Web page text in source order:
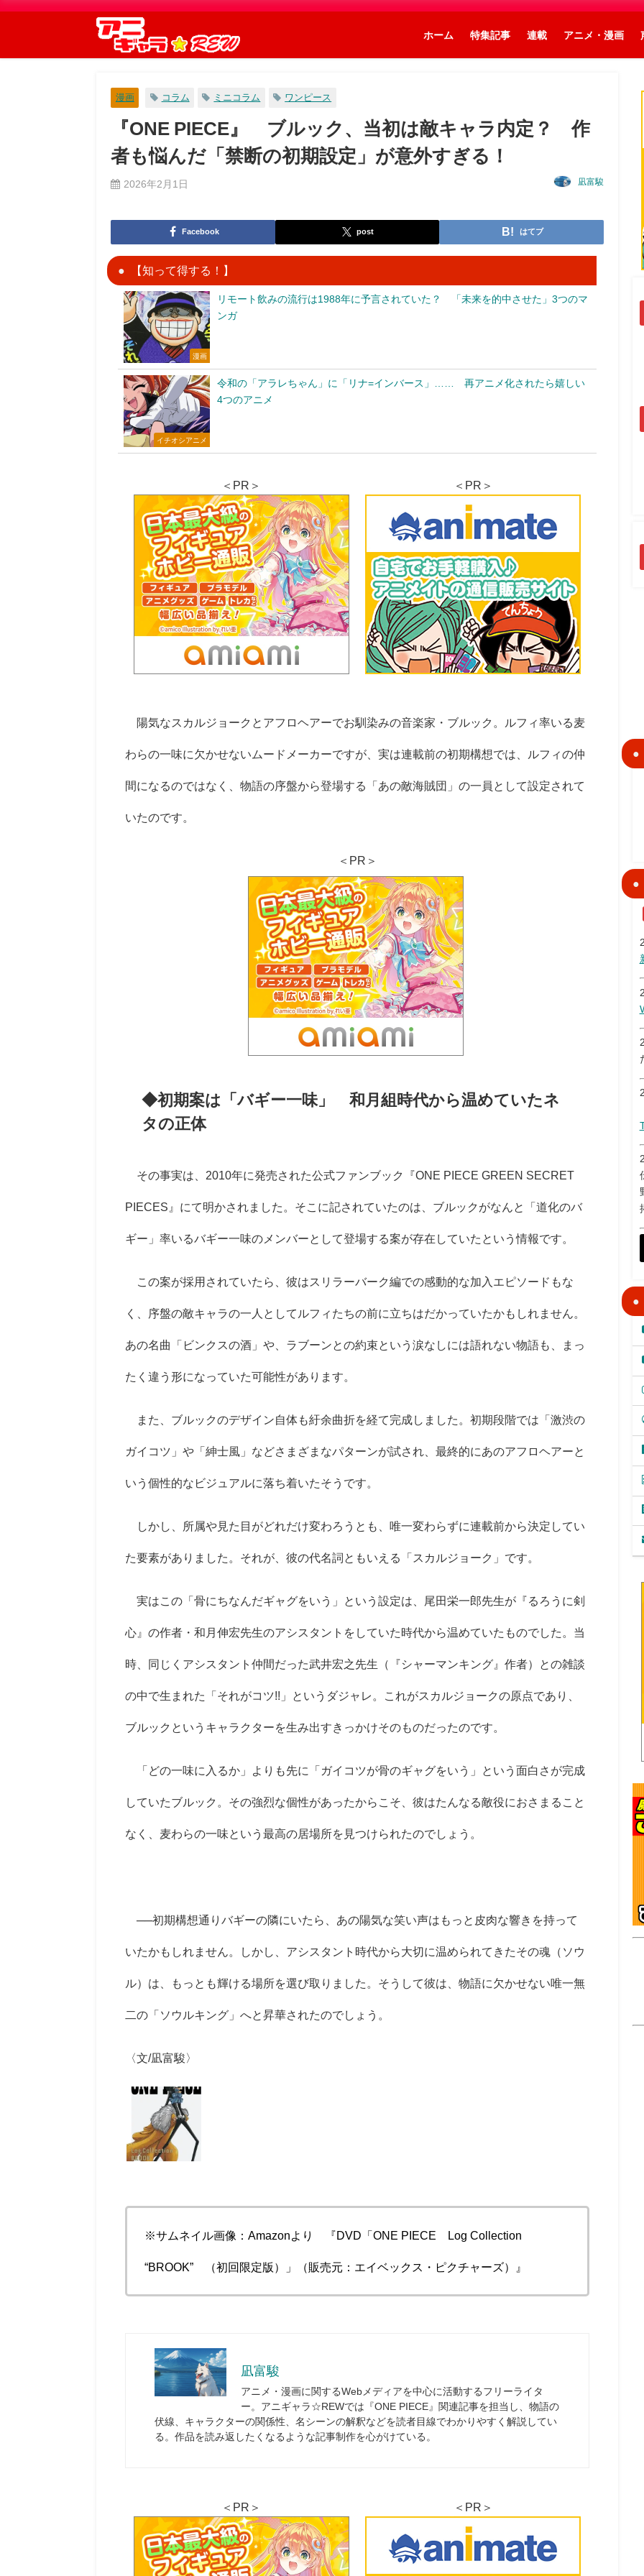
ホーム 特集記事 連載 アニメ・漫画
漫画 コラム ミニコラム ワンピース
『ONE PIECE』 ブルック、当初は敵キャラ内定？ 作
者も悩んだ「禁断の初期設定」が意外すぎる！
2026年2月1日 凪富駿
Facebook post はてブ
【知って得する！】
漫画
リモート飲みの流行は1988年に予言されていた？ 「未来を的中させた」3つのマ
ンガ
イチオシアニメ
令和の「アラレちゃん」に「リナ=インバース」…… 再アニメ化されたら嬉しい
4つのアニメ
＜PR＞ ＜PR＞
陽気なスカルジョークとアフロヘアーでお馴染みの音楽家・ブルック。ルフィ率いる麦
わらの一味に欠かせないムードメーカーですが、実は連載前の初期構想では、ルフィの仲
間になるのではなく、物語の序盤から登場する「あの敵海賊団」の一員として設定されて
いたのです。
＜PR＞
◆初期案は「バギー一味」 和月組時代から温めていたネ
タの正体
その事実は、2010年に発売された公式ファンブック『ONE PIECE GREEN SECRET
PIECES』にて明かされました。そこに記されていたのは、ブルックがなんと「道化のバ
ギー」率いるバギー一味のメンバーとして登場する案が存在していたという情報です。
この案が採用されていたら、彼はスリラーバーク編での感動的な加入エピソードもな
く、序盤の敵キャラの一人としてルフィたちの前に立ちはだかっていたかもしれません。
あの名曲「ビンクスの酒」や、ラブーンとの約束という涙なしには語れない物語も、まっ
たく違う形になっていた可能性があります。
また、ブルックのデザイン自体も紆余曲折を経て完成しました。初期段階では「激渋の
ガイコツ」や「紳士風」などさまざまなパターンが試され、最終的にあのアフロヘアーと
いう個性的なビジュアルに落ち着いたそうです。
しかし、所属や見た目がどれだけ変わろうとも、唯一変わらずに連載前から決定してい
た要素がありました。それが、彼の代名詞ともいえる「スカルジョーク」です。
実はこの「骨にちなんだギャグをいう」という設定は、尾田栄一郎先生が『るろうに剣
心』の作者・和月伸宏先生のアシスタントをしていた時代から温めていたものでした。当
時、同じくアシスタント仲間だった武井宏之先生（『シャーマンキング』作者）との雑談
の中で生まれた「それがコツ!!」というダジャレ。これがスカルジョークの原点であり、
ブルックというキャラクターを生み出すきっかけそのものだったのです。
「どの一味に入るか」よりも先に「ガイコツが骨のギャグをいう」という面白さが完成
していたブルック。その強烈な個性があったからこそ、彼はたんなる敵役におさまること
なく、麦わらの一味という最高の居場所を見つけられたのでしょう。
──初期構想通りバギーの隣にいたら、あの陽気な笑い声はもっと皮肉な響きを持って
いたかもしれません。しかし、アシスタント時代から大切に温められてきたその魂（ソウ
ル）は、もっとも輝ける場所を選び取りました。そうして彼は、物語に欠かせない唯一無
二の「ソウルキング」へと昇華されたのでしょう。
〈文/凪富駿〉
※サムネイル画像：Amazonより 『DVD「ONE PIECE Log Collection
“BROOK” （初回限定版）」（販売元：エイベックス・ピクチャーズ）』
凪富駿
アニメ・漫画に関するWebメディアを中心に活動するフリーライタ
ー。アニギャラ☆REWでは『ONE PIECE』関連記事を担当し、物語の
伏線、キャラクターの関係性、名シーンの解釈などを読者目線でわかりやすく解説してい
る。作品を読み返したくなるような記事制作を心がけている。
＜PR＞ ＜PR＞